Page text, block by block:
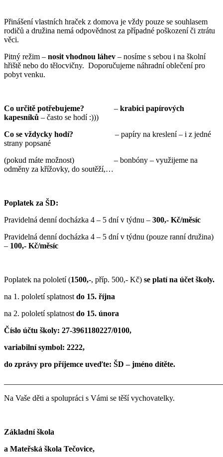
Přinášení vlastních hraček z domova je vždy pouze se souhlasem
rodičů a družina nemá odpovědnost za případné poškození či ztrátu
věci.
Pitný režim – nosit vhodnou láhev – nosíme s sebou i na školní
hřiště nebo do tělocvičny. Doporučujeme náhradní oblečení pro
pobyt venku.
Co určitě potřebujeme? – krabici papírových
kapesníků – často se hodí :)))
Co se vždycky hodí? – papíry na kreslení – i z jedné
strany popsané
(pokud máte možnost) – bonbóny – využijeme na
odměny za křížovky, do soutěží,…
Poplatek za ŠD:
Pravidelná denní docházka 4 – 5 dní v týdnu – 300,- Kč/měsíc
Pravidelná denní docházka 4 – 5 dní v týdnu (pouze ranní družina)
– 100,- Kč/měsíc
Poplatek na pololetí (1500,-, příp. 500,- Kč) se platí na účet školy.
na 1. pololetí splatnost do 15. října
na 2. pololetí splatnost do 15. února
Číslo účtu školy: 27-3961180227/0100,
variabilní symbol: 2222,
do zprávy pro příjemce uveďte: ŠD – jméno dítěte.
Na Vaše děti a spolupráci s Vámi se těší vychovatelky.
Základní škola
a Mateřská škola Tečovice,